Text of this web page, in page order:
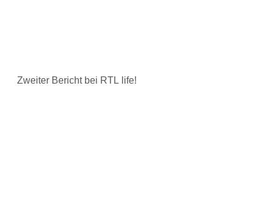
Zweiter Bericht bei RTL life!